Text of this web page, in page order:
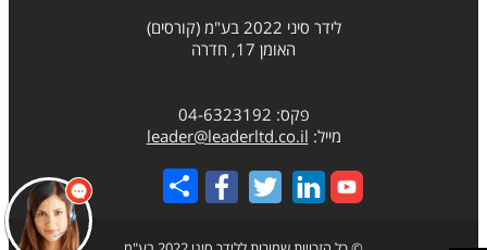
לידר סיני 2022 בע"מ (קורסים)
האומן 17, חדרה
פקס: 04-6323192
מייל: leader@leaderltd.co.il
Share